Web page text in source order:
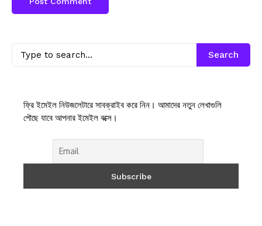
Search
ফ্রি ইমেইল নিউজলেটারে সাবক্রাইব করে নিন। আমাদের নতুন লেখাগুলি
পৌছে যাবে আপনার ইমেইল বক্সে।